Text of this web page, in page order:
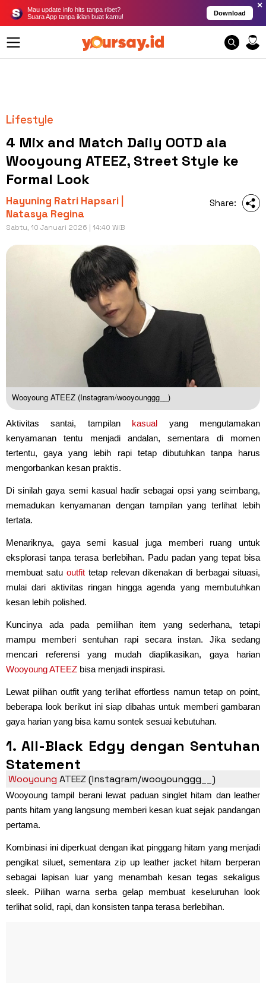
Mau update info hits tanpa ribet?
Suara App tanpa iklan buat kamu!
Download
×
Lifestyle
4 Mix and Match Daily OOTD ala
Wooyoung ATEEZ, Street Style ke
Formal Look
Hayuning Ratri Hapsari |
Natasya Regina
Sabtu, 10 Januari 2026 | 14:40 WIB
Share:
Wooyoung ATEEZ (Instagram/wooyounggg__)
Aktivitas santai, tampilan kasual yang mengutamakan
kenyamanan tentu menjadi andalan, sementara di momen
tertentu, gaya yang lebih rapi tetap dibutuhkan tanpa harus
mengorbankan kesan praktis.
Di sinilah gaya semi kasual hadir sebagai opsi yang seimbang,
memadukan kenyamanan dengan tampilan yang terlihat lebih
tertata.
Menariknya, gaya semi kasual juga memberi ruang untuk
eksplorasi tanpa terasa berlebihan. Padu padan yang tepat bisa
membuat satu outfittetap relevan dikenakan di berbagai situasi,
mulai dari aktivitas ringan hingga agenda yang membutuhkan
kesan lebih polished.
Kuncinya ada pada pemilihan item yang sederhana, tetapi
mampu memberi sentuhan rapi secara instan. Jika sedang
mencari referensi yang mudah diaplikasikan, gaya harian
Wooyoung ATEEZ bisa menjadi inspirasi.
Lewat pilihan outfit yang terlihat effortless namun tetap on point,
beberapa look berikut ini siap dibahas untuk memberi gambaran
gaya harian yang bisa kamu sontek sesuai kebutuhan.
1. All-Black Edgy dengan Sentuhan
Statement
Wooyoung ATEEZ (Instagram/wooyounggg__)
Wooyoung tampil berani lewat paduan singlet hitam dan leather
pants hitam yang langsung memberi kesan kuat sejak pandangan
pertama.
Kombinasi ini diperkuat dengan ikat pinggang hitam yang menjadi
pengikat siluet, sementara zip up leather jacket hitam berperan
sebagai lapisan luar yang menambah kesan tegas sekaligus
sleek. Pilihan warna serba gelap membuat keseluruhan look
terlihat solid, rapi, dan konsisten tanpa terasa berlebihan.